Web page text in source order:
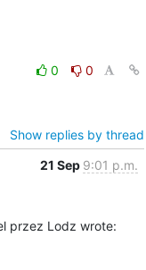
0
0
Show replies by thread
21 Sep 9:01 p.m.
przez Lodz wrote: